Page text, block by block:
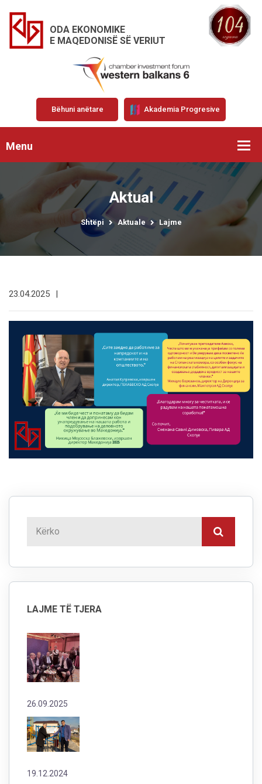
ODA EKONOMIKE
E MAQEDONISË SË VERIUT
Bëhuni anëtare Akademia Progresive
Menu
Aktual
Shtëpi Aktuale Lajme
23.04.2025 |
LAJME TË TJERA
26.09.2025
19.12.2024